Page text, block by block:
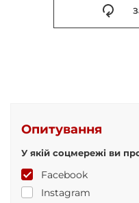
Опитування
У якій соцмережі ви
Facebook
Instagram